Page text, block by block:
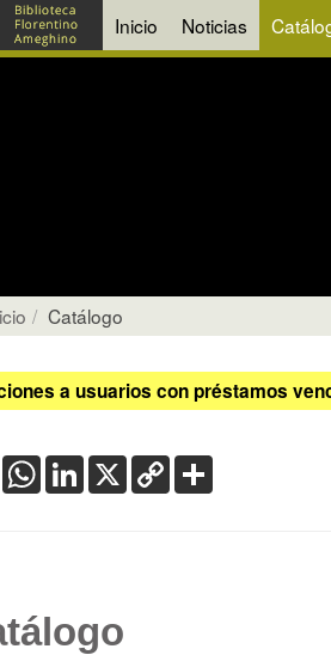
Inicio Noticias
Catálogo
a usuarios con préstamos
FacebookWhatsApp
LinkedIn
X Copy
Link